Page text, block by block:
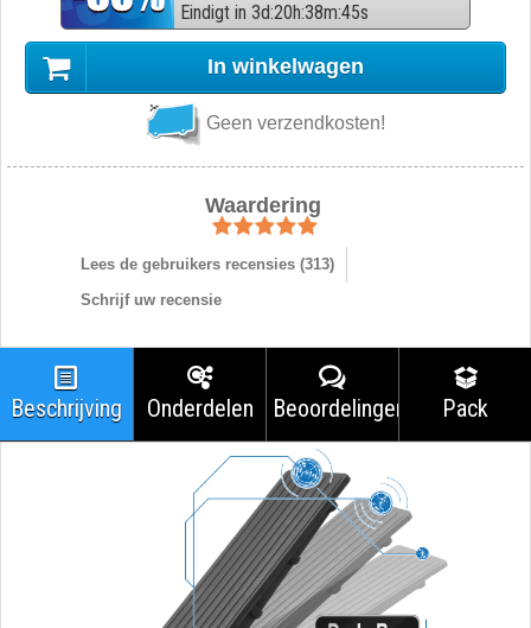
Eindigt in 3d:20h:38m:44s
In winkelwagen
Geen verzendkosten!
Waardering
Lees de gebruikers recensies (313)
Schrijf uw recensie
Beschrijving Onderdelen Beoordelingen Pack